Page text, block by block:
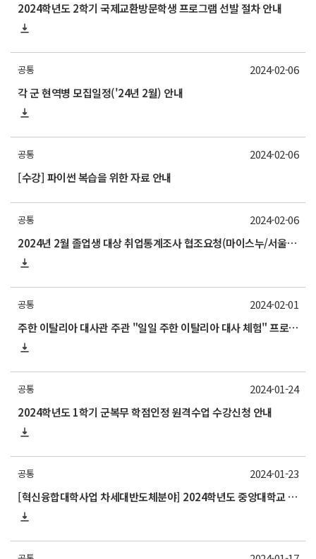
2024학년도 2학기 국제교환방문학생 프로그램 선발 절차 안내
공통
각 군 현역병 모집일정('24년 2월) 안내
2024-02-06
공통
[수강] 파이썬 복습을 위한 자료 안내
2024-02-06
공통
2024년 2월 졸업생 대상 취업통계조사 협조요청(마이스누/서울대학교App 설문조사 참여안내)
2024-02-06
공통
주한 이탈리아 대사관 주관 "일일 주한 이탈리아 대사 체험" 프로그램 홍보
2024-02-01
공통
2024학년도 1학기 군복무 학점인정 원격수업 수강신청 안내
2024-01-24
공통
[혁신융합대학사업 차세대반도체분야] 2024학년도 중앙대학교 1학기 교류 수학 안내
2024-01-23